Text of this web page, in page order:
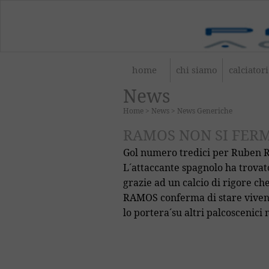
home chi siamo calciatori
News
Home > News > News Generiche
RAMOS NON SI
Gol numero tredici per Ruben
L´attaccante spagnolo ha
grazie ad un calcio di rigore
RAMOS conferma di stare
lo portera´su altri palcoscenici